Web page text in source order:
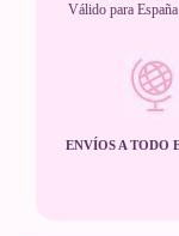
Válido para
ENVÍOS A TODO